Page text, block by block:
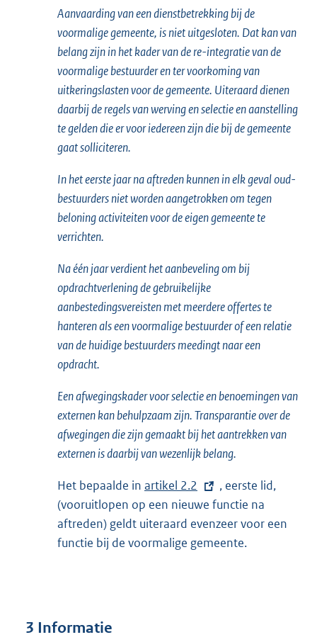
Aanvaarding van een dienstbetrekking bij de
voormalige gemeente, is niet uitgesloten. Dat kan van
belang zijn in het kader van de re-integratie van de
voormalige bestuurder en ter voorkoming van
uitkeringslasten voor de gemeente. Uiteraard dienen
daarbij de regels van werving en selectie en aanstelling
te gelden die er voor iedereen zijn die bij de gemeente
gaat solliciteren.
In het eerste jaar na aftreden kunnen in elk geval oud-
bestuurders niet worden aangetrokken om tegen
beloning activiteiten voor de eigen gemeente te
verrichten.
Na één jaar verdient het aanbeveling om bij
opdrachtverlening de gebruikelijke
aanbestedingsvereisten met meerdere offertes te
hanteren als een voormalige bestuurder of een relatie
van de huidige bestuurders meedingt naar een
opdracht.
Een afwegingskader voor selectie en benoemingen van
externen kan behulpzaam zijn. Transparantie over de
afwegingen die zijn gemaakt bij het aantrekken van
externen is daarbij van wezenlijk belang.
Het bepaalde in E
x
t
e
artikel 2.2
, eerste lid,
(vooruitlopen op een nieuwe functie na
aftreden) geldt uiteraard evenzeer voor een
functie bij de voormalige gemeente.
3 Informatie